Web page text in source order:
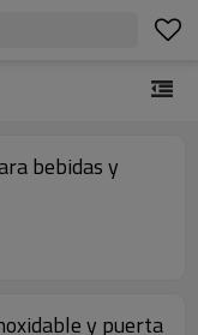
bebidas y
y puerta